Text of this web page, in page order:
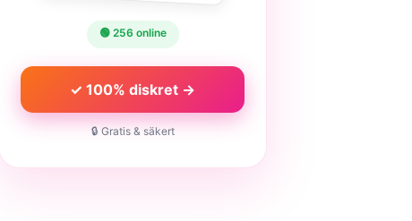
🟢 256 online
✓ 100% diskret →
🔒 Gratis & säkert